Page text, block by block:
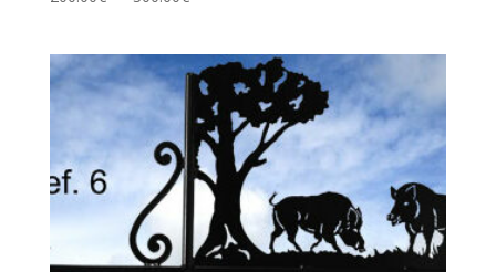
200.00€
300.00€